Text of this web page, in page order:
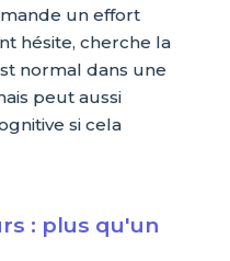
un effort
hésite, cherche la
normal dans une
peut aussi
si cela
: plus qu'un